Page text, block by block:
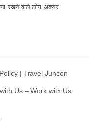
रखने वाले लोग अक्सर
| Travel Junoon
Us – Work with Us